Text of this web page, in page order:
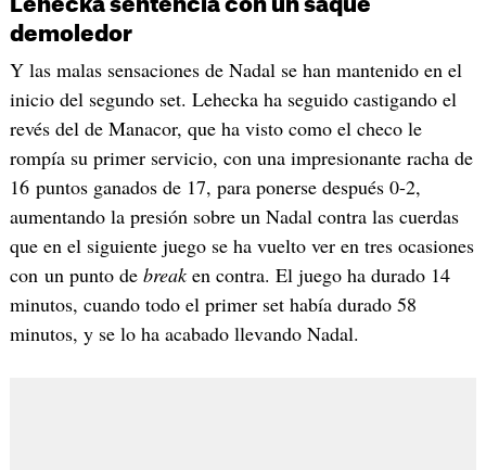
Lehecka sentencia con un saque
demoledor
Y las malas sensaciones de Nadal se han mantenido en el
inicio del segundo set. Lehecka ha seguido castigando el
revés del de Manacor, que ha visto como el checo le
rompía su primer servicio, con una impresionante racha de
16 puntos ganados de 17, para ponerse después 0-2,
aumentando la presión sobre un Nadal contra las cuerdas
que en el siguiente juego se ha vuelto ver en tres ocasiones
con un punto de breaken contra. El juego ha durado 14
minutos, cuando todo el primer set había durado 58
minutos, y se lo ha acabado llevando Nadal.